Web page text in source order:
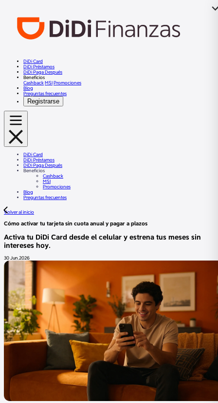
DiDi Card
DiDi Préstamos
DiDi Paga Después
Beneficios
CashbackMSIPromociones
Blog
Preguntas frecuentes
Registrarse
DiDi Card
DiDi Préstamos
DiDi Paga Después
Beneficios
Cashback
MSI
Promociones
Blog
Preguntas frecuentes
Volver al inicio
Cómo activar tu tarjeta sin cuota anual y pagar a plazos
Activa tu DiDi Card desde el celular y estrena tus meses sin
intereses hoy.
30 Jun.2026